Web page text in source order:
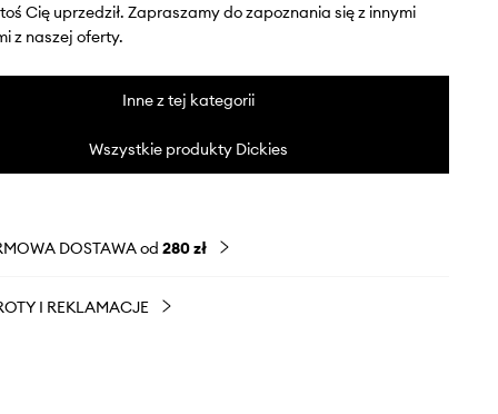
Cię uprzedził. Zapraszamy do zapoznania się z innymi
z naszej oferty.
Inne z tej kategorii
Wszystkie produkty Dickies
DOSTAWA od 280 zł
I REKLAMACJE